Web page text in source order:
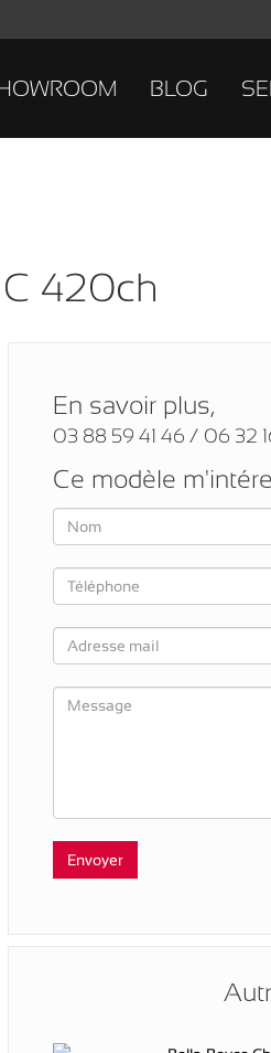
BLOG
420ch
En savoir plus,
03 88 59 41 46 / 06 32
Ce modèle